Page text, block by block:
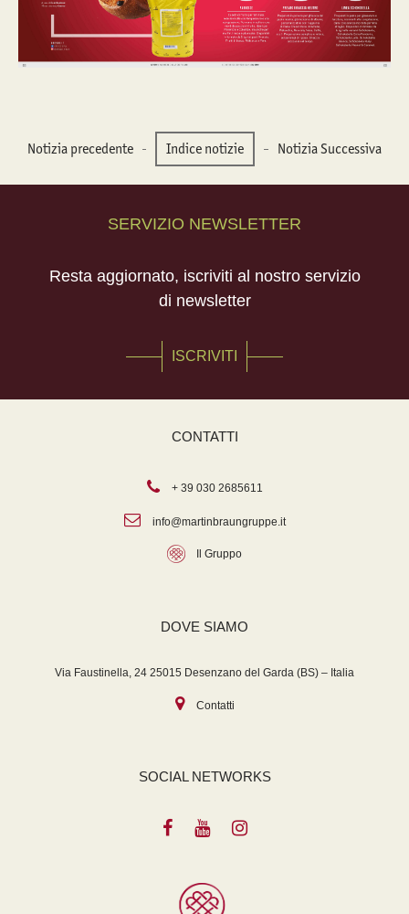
Indice notizie
Notizia precedente Notizia Successiva
SERVIZIO NEWSLETTER
Resta aggiornato, iscriviti al nostro servizio
di newsletter
ISCRIVITI
CONTATTI
+ 39 030 2685611
info@martinbraungruppe.it
Il Gruppo
DOVE SIAMO
Via Faustinella, 24 25015 Desenzano del Garda (BS) – Italia
Contatti
SOCIAL NETWORKS